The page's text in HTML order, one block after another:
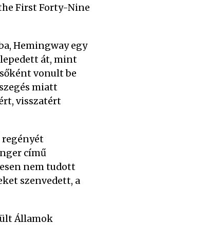
First Forty-Nine
Hemingway egy
át, mint
vonult be
miatt
visszatért
regényét
című
nem tudott
szenvedett, a
Államok